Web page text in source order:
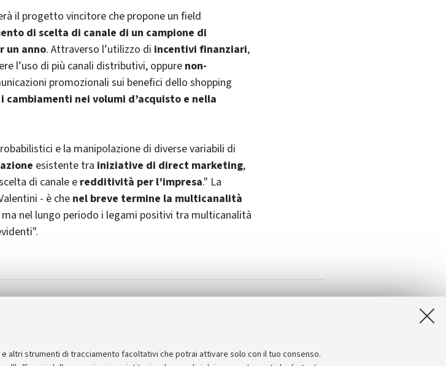
altri strumenti di tracciamento facoltativi che potrai attivare solo con il tuo consenso.
il progetto vincitore che propone unfield
di scelta di canale di un campione di
un anno. Attraverso l’utilizzo di incentivi finanziari,
l’uso di più canali distributivi, oppure non-
promozionali sui benefici dello shopping
cambiamenti nei volumi d’acquisto e nella
e la manipolazione di diverse variabili di
esistente tra iniziative di direct marketing,
di canale e redditività per l’impresa." La
- è che nel breve termine la multicanalità
ma nel lungo periodo i legami positivi tra multicanalità